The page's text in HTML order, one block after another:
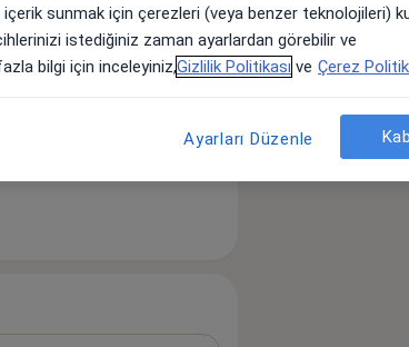
ve hastalıkları uzmanı,
uzmanı, 2 adet
1 adet nöroloji uzmanı,
Kemal
içerik sunmak için çerezleri (veya benzer teknolojileri)
istediğiniz zaman ayarlardan görebilir ve
bilgi için inceleyiniz,Gizlilik Politikası ve Çerez
Ayarları Düzenle